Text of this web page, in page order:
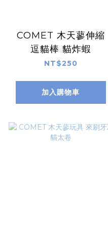
COMET 木天蓼伸縮
逗貓棒 貓炸蝦
NT$250
加入購物車